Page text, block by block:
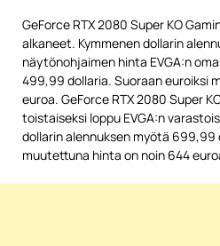
GeForce RTX 2080 Super KO
alkaneet. Kymmenen dollarin
näytönohjaimen hinta EVGA:n
499,99 dollaria. Suoraan euroiksi
euroa. GeForce RTX 2080 Super
toistaiseksi loppu EVGA:n
dollarin alennuksen myötä 699,99
muutettuna hinta on noin 644